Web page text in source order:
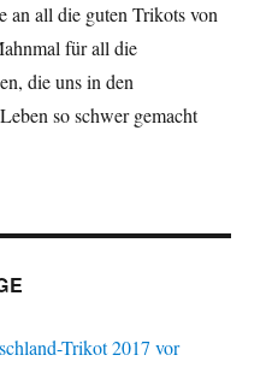
an all die guten Trikots von
für all die
die uns in den
so schwer gemacht
Trikot 2017 vor